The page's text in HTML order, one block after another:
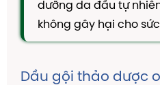
TAM THẤT MẬT ONG
CAO DÂY THÌA CANH
KIẾN THỨC
dưỡng da đầu tự
không gây hại cho
Dầu gội thảo dược